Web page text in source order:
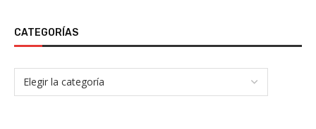
CATEGORÍAS